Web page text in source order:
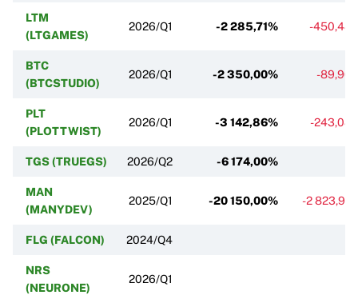
LTM
(LTGAMES)
2026/Q1 -2 285,71% -
BTC
(BTCSTUDIO)
2026/Q1 -2 350,00% -
PLT
(PLOTTWIST)
2026/Q1 -3 142,86% -
TGS (TRUEGS) 2026/Q2 -6 174,00%
MAN
(MANYDEV)
2025/Q1 -20 150,00% -2
FLG (FALCON) 2024/Q4
NRS
(NEURONE)
2026/Q1